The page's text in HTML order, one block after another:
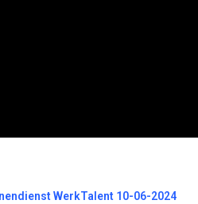
WerkTalent 10-06-2024